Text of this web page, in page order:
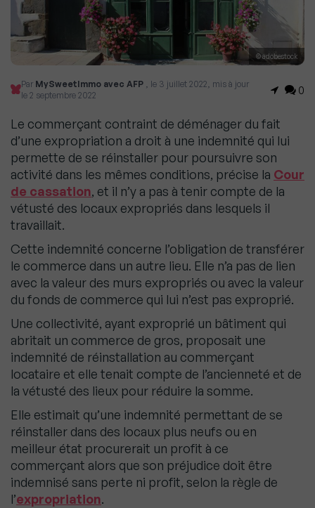
© adobestock
Par MySweetImmo avec AFP , le 3 juillet 2022, mis à jour
le 2 septembre 2022
0
Le commerçant contraint de déménager du fait
d’une expropriation a droit à une indemnité qui lui
permette de se réinstaller pour poursuivre son
activité dans les mêmes conditions, précise la Cour
de cassation, et il n’y a pas à tenir compte de la
vétusté des locaux expropriés dans lesquels il
travaillait.
Cette indemnité concerne l’obligation de transférer
le commerce dans un autre lieu. Elle n’a pas de lien
avec la valeur des murs expropriés ou avec la valeur
du fonds de commerce qui lui n’est pas exproprié.
Une collectivité, ayant exproprié un bâtiment qui
abritait un commerce de gros, proposait une
indemnité de réinstallation au commerçant
locataire et elle tenait compte de l’ancienneté et de
la vétusté des lieux pour réduire la somme.
Elle estimait qu’une indemnité permettant de se
réinstaller dans des locaux plus neufs ou en
meilleur état procurerait un profit à ce
commerçant alors que son préjudice doit être
indemnisé sans perte ni profit, selon la règle de
l’expropriation.